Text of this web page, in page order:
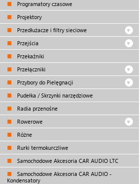
Programatory czasowe
Projektory
Przedłużacze i filtry sieciowe
Przejścia
Przekaźniki
Przełączniki
Przybory do Pielęgnacji
Pudełka / Skrzynki narzędziowe
Radia przenośne
Rowerowe
Różne
Rurki termokurczliwe
Samochodowe Akcesoria CAR AUDIO LTC
Samochodowe Akcesoria CAR AUDIO -
Kondensatory